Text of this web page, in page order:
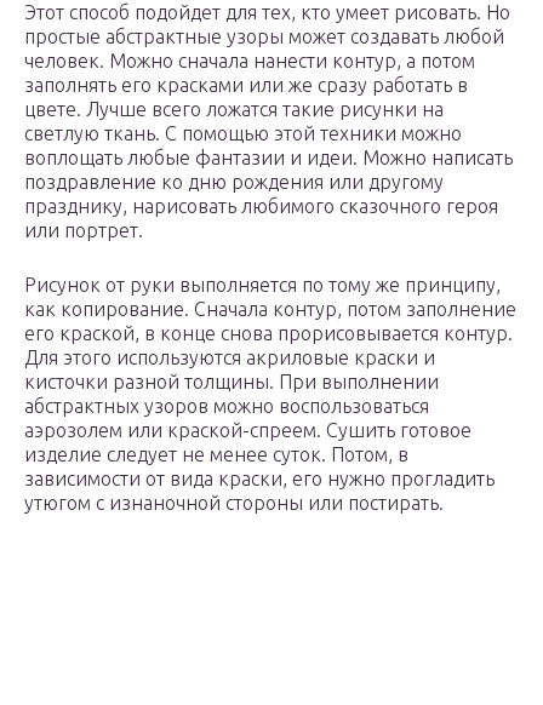
Этот способ подойдет для тех, кто умеет рисовать. Но
простые абстрактные узоры может создавать любой
человек. Можно сначала нанести контур, а потом
заполнять его красками или же сразу работать в
цвете. Лучше всего ложатся такие рисунки на
светлую ткань. С помощью этой техники можно
воплощать любые фантазии и идеи. Можно написать
поздравление ко дню рождения или другому
празднику, нарисовать любимого сказочного героя
или портрет.
Рисунок от руки выполняется по тому же принципу,
как копирование. Сначала контур, потом заполнение
его краской, в конце снова прорисовывается контур.
Для этого используются акриловые краски и
кисточки разной толщины. При выполнении
абстрактных узоров можно воспользоваться
аэрозолем или краской-спреем. Сушить готовое
изделие следует не менее суток. Потом, в
зависимости от вида краски, его нужно прогладить
утюгом с изнаночной стороны или постирать.